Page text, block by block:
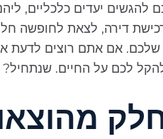
יעדים כלכליים,
דירה, לצאת לחופשה
אם אתם רוצים לדעת
לכם על החיים. שנתחיל?